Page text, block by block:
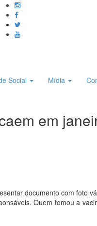
Social Mídia
em
documento com foto
Quem tomou a